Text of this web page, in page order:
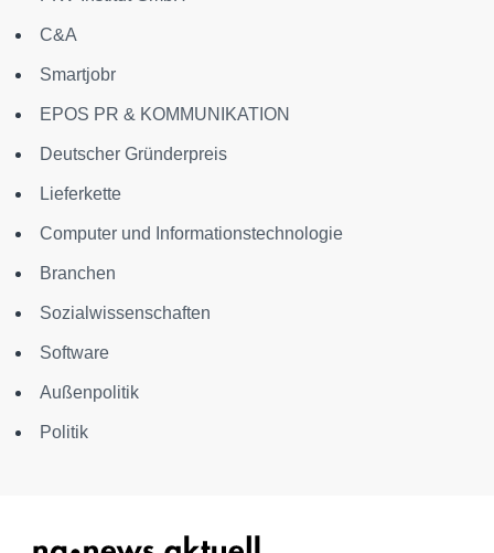
C&A
Smartjobr
EPOS PR & KOMMUNIKATION
Deutscher Gründerpreis
Lieferkette
Computer und Informationstechnologie
Branchen
Sozialwissenschaften
Software
Außenpolitik
Politik